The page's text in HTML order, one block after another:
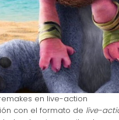
en live-action
con el formato de live-